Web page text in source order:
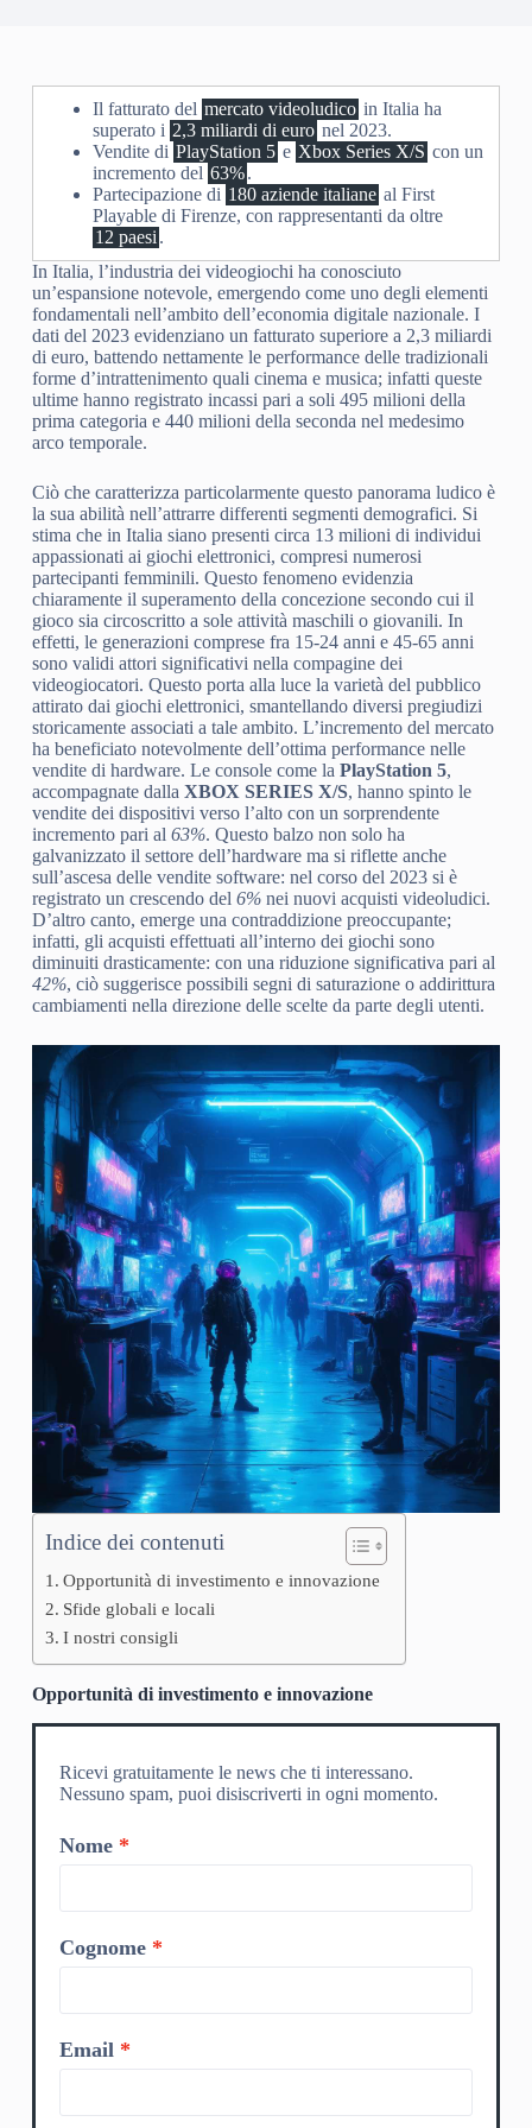
Il fatturato del mercato videoludico in Italia ha
superato i 2,3 miliardi di euro nel 2023.
Vendite di PlayStation 5 e Xbox Series X/S con un
incremento del 63%.
Partecipazione di 180 aziende italiane al First
Playable di Firenze, con rappresentanti da oltre
12 paesi .
In Italia, l’industria dei videogiochi ha conosciuto
un’espansione notevole, emergendo come uno degli elementi
fondamentali nell’ambito dell’economia digitale nazionale. I
dati del 2023 evidenziano un fatturato superiore a 2,3 miliardi
di euro, battendo nettamente le performance delle tradizionali
forme d’intrattenimento quali cinema e musica; infatti queste
ultime hanno registrato incassi pari a soli 495 milioni della
prima categoria e 440 milioni della seconda nel medesimo
arco temporale.
Ciò che caratterizza particolarmente questo panorama ludico è
la sua abilità nell’attrarre differenti segmenti demografici. Si
stima che in Italia siano presenti circa 13 milioni di individui
appassionati ai giochi elettronici, compresi numerosi
partecipanti femminili. Questo fenomeno evidenzia
chiaramente il superamento della concezione secondo cui il
gioco sia circoscritto a sole attività maschili o giovanili. In
effetti, le generazioni comprese fra 15-24 anni e 45-65 anni
sono validi attori significativi nella compagine dei
videogiocatori. Questo porta alla luce la varietà del pubblico
attirato dai giochi elettronici, smantellando diversi pregiudizi
storicamente associati a tale ambito. L’incremento del mercato
ha beneficiato notevolmente dell’ottima performance nelle
vendite di hardware. Le console come la PlayStation 5,
accompagnate dalla XBOX SERIES X/S, hanno spinto le
vendite dei dispositivi verso l’alto con un sorprendente
incremento pari al 63%. Questo balzo non solo ha
galvanizzato il settore dell’hardware ma si riflette anche
sull’ascesa delle vendite software: nel corso del 2023 si è
registrato un crescendo del 6%nei nuovi acquisti videoludici.
D’altro canto, emerge una contraddizione preoccupante;
infatti, gli acquisti effettuati all’interno dei giochi sono
diminuiti drasticamente: con una riduzione significativa pari al
42%, ciò suggerisce possibili segni di saturazione o addirittura
cambiamenti nella direzione delle scelte da parte degli utenti.
Indice dei contenuti
Opportunità di investimento e innovazione
Sfide globali e locali
I nostri consigli
Opportunità di investimento e innovazione
Ricevi gratuitamente le news che ti interessano.
Nessuno spam, puoi disiscriverti in ogni momento.
Nome
Cognome
Email